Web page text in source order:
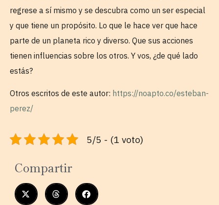
regrese a sí mismo y se descubra como un ser especial
y que tiene un propósito. Lo que le hace ver que hace
parte de un planeta rico y diverso. Que sus acciones
tienen influencias sobre los otros. Y vos, ¿de qué lado
estás?
Otros escritos de este autor: https://noapto.co/esteban-
perez/
5/5 - (1 voto)
Compartir